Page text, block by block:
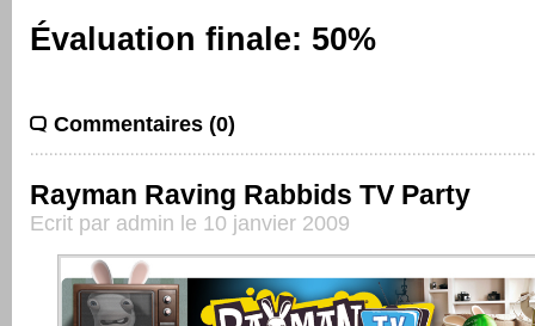
Évaluation finale: 50%
Commentaires (0)
Rayman Raving Rabbids TV Party
Ecrit par admin le 10 janvier 2009